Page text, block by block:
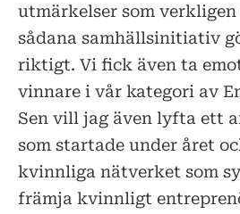
utmärkelser som
sådana samhällsinitiativ
riktigt. Vi fick även ta
vinnare i vår kategori av
Sen vill jag även lyfta ett
som startade under året
kvinnliga nätverket som
främja kvinnligt